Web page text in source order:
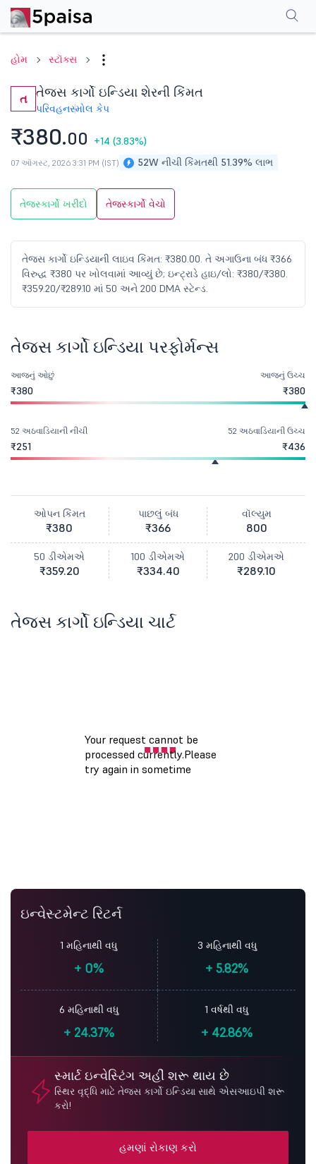
હોમ સ્ટૉક્સ
ત તેજસ કાર્ગો ઇન્ડિયા શેરની કિંમત
પરિવહનસ્મોલ કેપ
₹380.00 +14 (3.83%)
52W નીચી કિંમતથી 51.39% લાભ
07 ઑગસ્ટ, 2026 3:31 PM (IST)
તેજસ્કાર્ગો ખરીદો તેજસ્કાર્ગો વેચો
તેજસ કાર્ગો ઇન્ડિયાની લાઇવ કિંમત: ₹380.00. તે અગાઉના બંધ ₹366
વિરુદ્ધ ₹380 પર ખોલવામાં આવ્યું છે; ઇન્ટ્રાડે હાઇ/લો: ₹380/₹380.
₹359.20/₹289.10 માં 50 અને 200 DMA સ્ટેન્ડ.
પરફોર્મન્સફાઇનાન્શિયલ્સ વધુ
તેજસ કાર્ગો ઇન્ડિયા પરફોર્મન્સ
આજનું ઓછું
₹380
આજનું ઉચ્ચ
₹380
52 અઠવાડિયાની નીચી
₹251
52 અઠવાડિયાની ઉચ્ચ
₹436
ઓપન કિંમત
₹380
પાછલું બંધ
₹366
વૉલ્યુમ
800
50 ડીએમએ
₹359.20
100 ડીએમએ
₹334.40
200 ડીએમએ
₹289.10
તેજસ કાર્ગો ઇન્ડિયા ચાર્ટ
ઇન્વેસ્ટમેન્ટ રિટર્ન
1 મહિનાથી વધુ
+ 0%
3 મહિનાથી વધુ
+ 5.82%
6 મહિનાથી વધુ
+ 24.37%
1 વર્ષથી વધુ
+ 42.86%
સ્માર્ટ ઇન્વેસ્ટિંગ અહીં શરૂ થાય છે
સ્થિર વૃદ્ધિ માટે તેજસ કાર્ગો ઇન્ડિયા સાથે એસઆઇપી શરૂ
કરો!
હમણાં રોકાણ કરો